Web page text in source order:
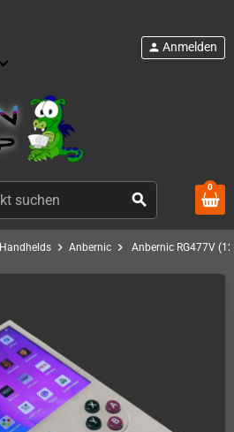
search
person Anmelden
0
Handhelds chevron_right Anbernic chevron_right Anbernic RG477V